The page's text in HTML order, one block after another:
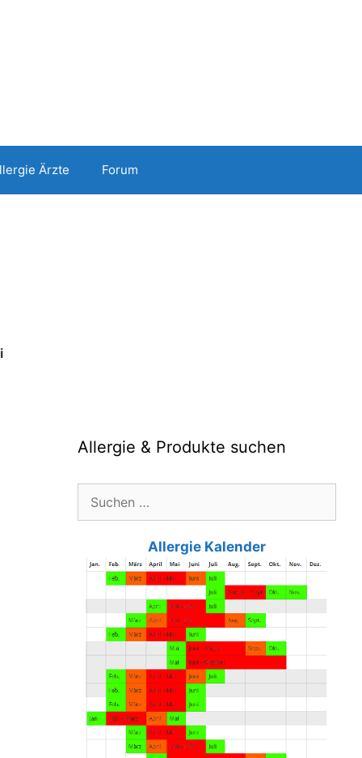
Ärzte Forum
Allergie & Produkte suchen
Allergie Kalender